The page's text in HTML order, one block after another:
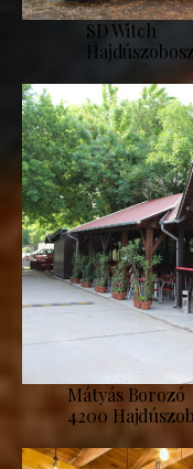
SD Witch
Mátyás Borozó
4200